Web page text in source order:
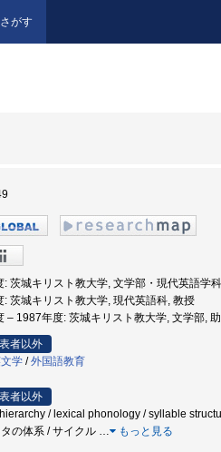
がす
: 茨城キリスト教大学, 文学部・現代英語学
: 茨城キリスト教大学, 現代英語科, 教授
– 1987年度: 茨城キリスト教大学, 文学部,
者以外
学 /外国語教育
者以外
/ lexical phonology / syllable
の体系 / サイクル … もっと見る